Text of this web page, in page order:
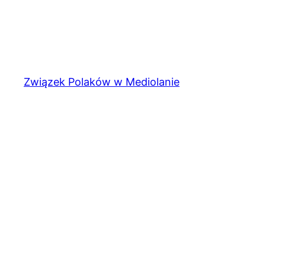
Związek Polaków w Mediolanie